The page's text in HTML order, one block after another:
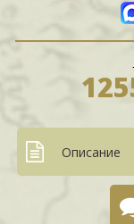
Описание